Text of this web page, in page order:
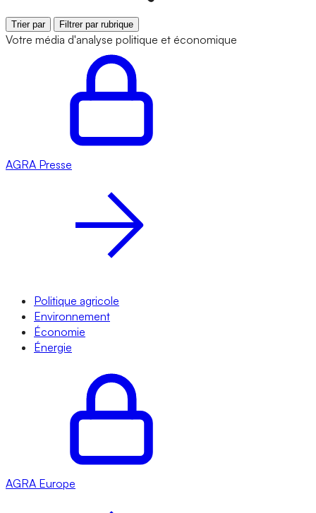
Trier par Filtrer par rubrique
Votre média d'analyse politique et économique
AGRA Presse
Politique agricole
Environnement
Économie
Énergie
AGRA Europe